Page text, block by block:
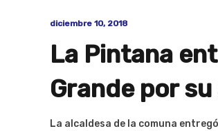
diciembre 10, 2018
La Pintana
Grande por
La alcaldesa de la comuna